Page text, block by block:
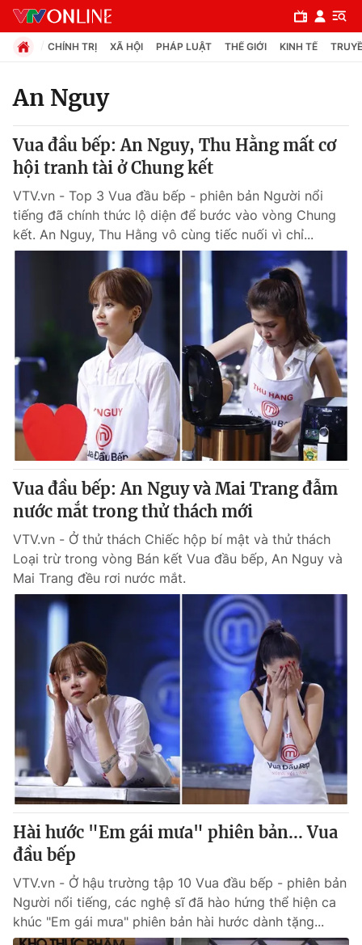
Chuyên mục
Chính trị
Xã hội
Pháp luật
Thế giới đó đây
Câu chuyện quốc tế
Kinh tế
Tài chính
Thị trường
Góc doanh nghiệp
Dữ liệu và đời sống
Truyền hình
Hậu trường
Nhân vật
Khán giả
Giải sao mai
Giải trí
Điện ảnh
Âm nhạc
Đời sống
Du lịch
Làm đẹp
Chất lượng cuộc sống
Giáo dục
Tuyển sinh
Học trực tuyến
Công nghệ
Hitech Công nghệ tương lai
Sản phẩm
Thị trường
Tư vấn
Giao lưu trực tuyến
Lịch phát sóng
Chuyên mục khác
Emagazine
Photo Infographic
CHÍNH TRỊ XÃ HỘI PHÁP LUẬT THẾ GIỚI KINH TẾ
An Nguy
Vua đầu bếp: An Nguy, Thu Hằng mất cơ
hội tranh tài ở Chung kết
VTV.vn - Top 3 Vua đầu bếp - phiên bản Người nổi
tiếng đã chính thức lộ diện để bước vào vòng Chung
kết. An Nguy, Thu Hằng vô cùng tiếc nuối vì chỉ...
Vua đầu bếp: An Nguy và Mai Trang đẫm
nước mắt trong thử thách mới
VTV.vn - Ở thử thách Chiếc hộp bí mật và thử thách
Loại trừ trong vòng Bán kết Vua đầu bếp, An Nguy và
Mai Trang đều rơi nước mắt.
Hài hước "Em gái mưa" phiên bản... Vua
đầu bếp
VTV.vn - Ở hậu trường tập 10 Vua đầu bếp - phiên bản
Người nổi tiếng, các nghệ sĩ đã hào hứng thể hiện ca
khúc "Em gái mưa" phiên bản hài hước dành tặng...